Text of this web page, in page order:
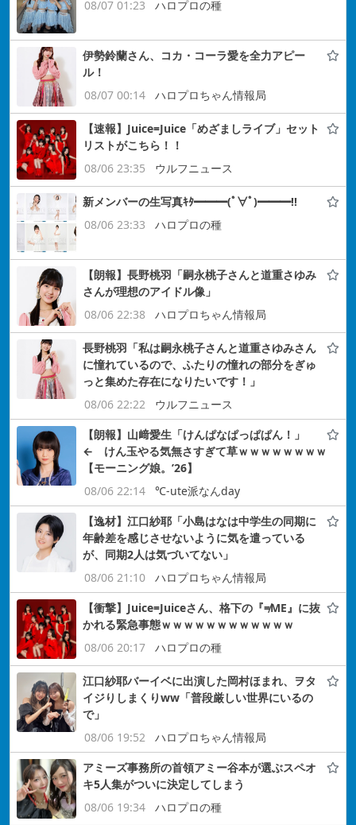
08/07 01:23 ハロプロの種
伊勢鈴蘭さん、コカ・コーラ愛を全力アピー
ル！
08/07 00:14
ハロプロちゃん情報局
【速報】Juice=Juice「めざましライブ」セット
リストがこちら！！
08/06 23:35
ウルフニュース
新メンバーの生写真ｷﾀ━━━(ﾟ∀ﾟ)━━━!!
08/06 23:33
ハロプロの種
【朗報】長野桃羽「嗣永桃子さんと道重さゆみ
さんが理想のアイドル像」
08/06 22:38
ハロプロちゃん情報局
長野桃羽「私は嗣永桃子さんと道重さゆみさん
に憧れているので、ふたりの憧れの部分をぎゅ
っと集めた存在になりたいです！」
08/06 22:22
ウルフニュース
【朗報】山﨑愛生「けんぱなぱっぱぱん！」
← けん玉やる気無さすぎて草ｗｗｗｗｗｗｗｗ
【モーニング娘。’26】
08/06 22:14
℃-ute派なんday
【逸材】江口紗耶「小島はなは中学生の同期に
年齢差を感じさせないように気を遣っている
が、同期2人は気づいてない」
08/06 21:10
ハロプロちゃん情報局
【衝撃】Juice=Juiceさん、格下の『≠ME』に抜
かれる緊急事態ｗｗｗｗｗｗｗｗｗｗｗｗ
08/06 20:17
ハロプロの種
江口紗耶バーイベに出演した岡村ほまれ、ヲタ
イジりしまくりww「普段厳しい世界にいるの
で」
08/06 19:52
ハロプロちゃん情報局
アミーズ事務所の首領アミー谷本が選ぶスペオ
キ5人集がついに決定してしまう
08/06 19:34
ハロプロの種